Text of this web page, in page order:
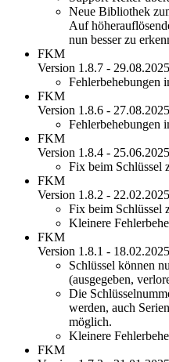
Neue Bibliothek
Auf
nun besser zu
FKM
Version 1.8.7 - 29.08.2025
Fehlerbehebungen
FKM
Version 1.8.6 - 27.08.2025
Fehlerbehebungen
FKM
Version 1.8.4 - 25.06.2025
Fix beim Schlüssel
FKM
Version 1.8.2 - 22.02.2025
Fix beim Schlüssel
Kleinere
FKM
Version 1.8.1 - 18.02.2025
Schlüssel können
(ausgegeben,
Die
werden, auch
möglich.
Kleinere
FKM